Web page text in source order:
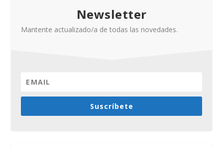
Newsletter
Mantente actualizado/a de todas las novedades.
Suscríbete